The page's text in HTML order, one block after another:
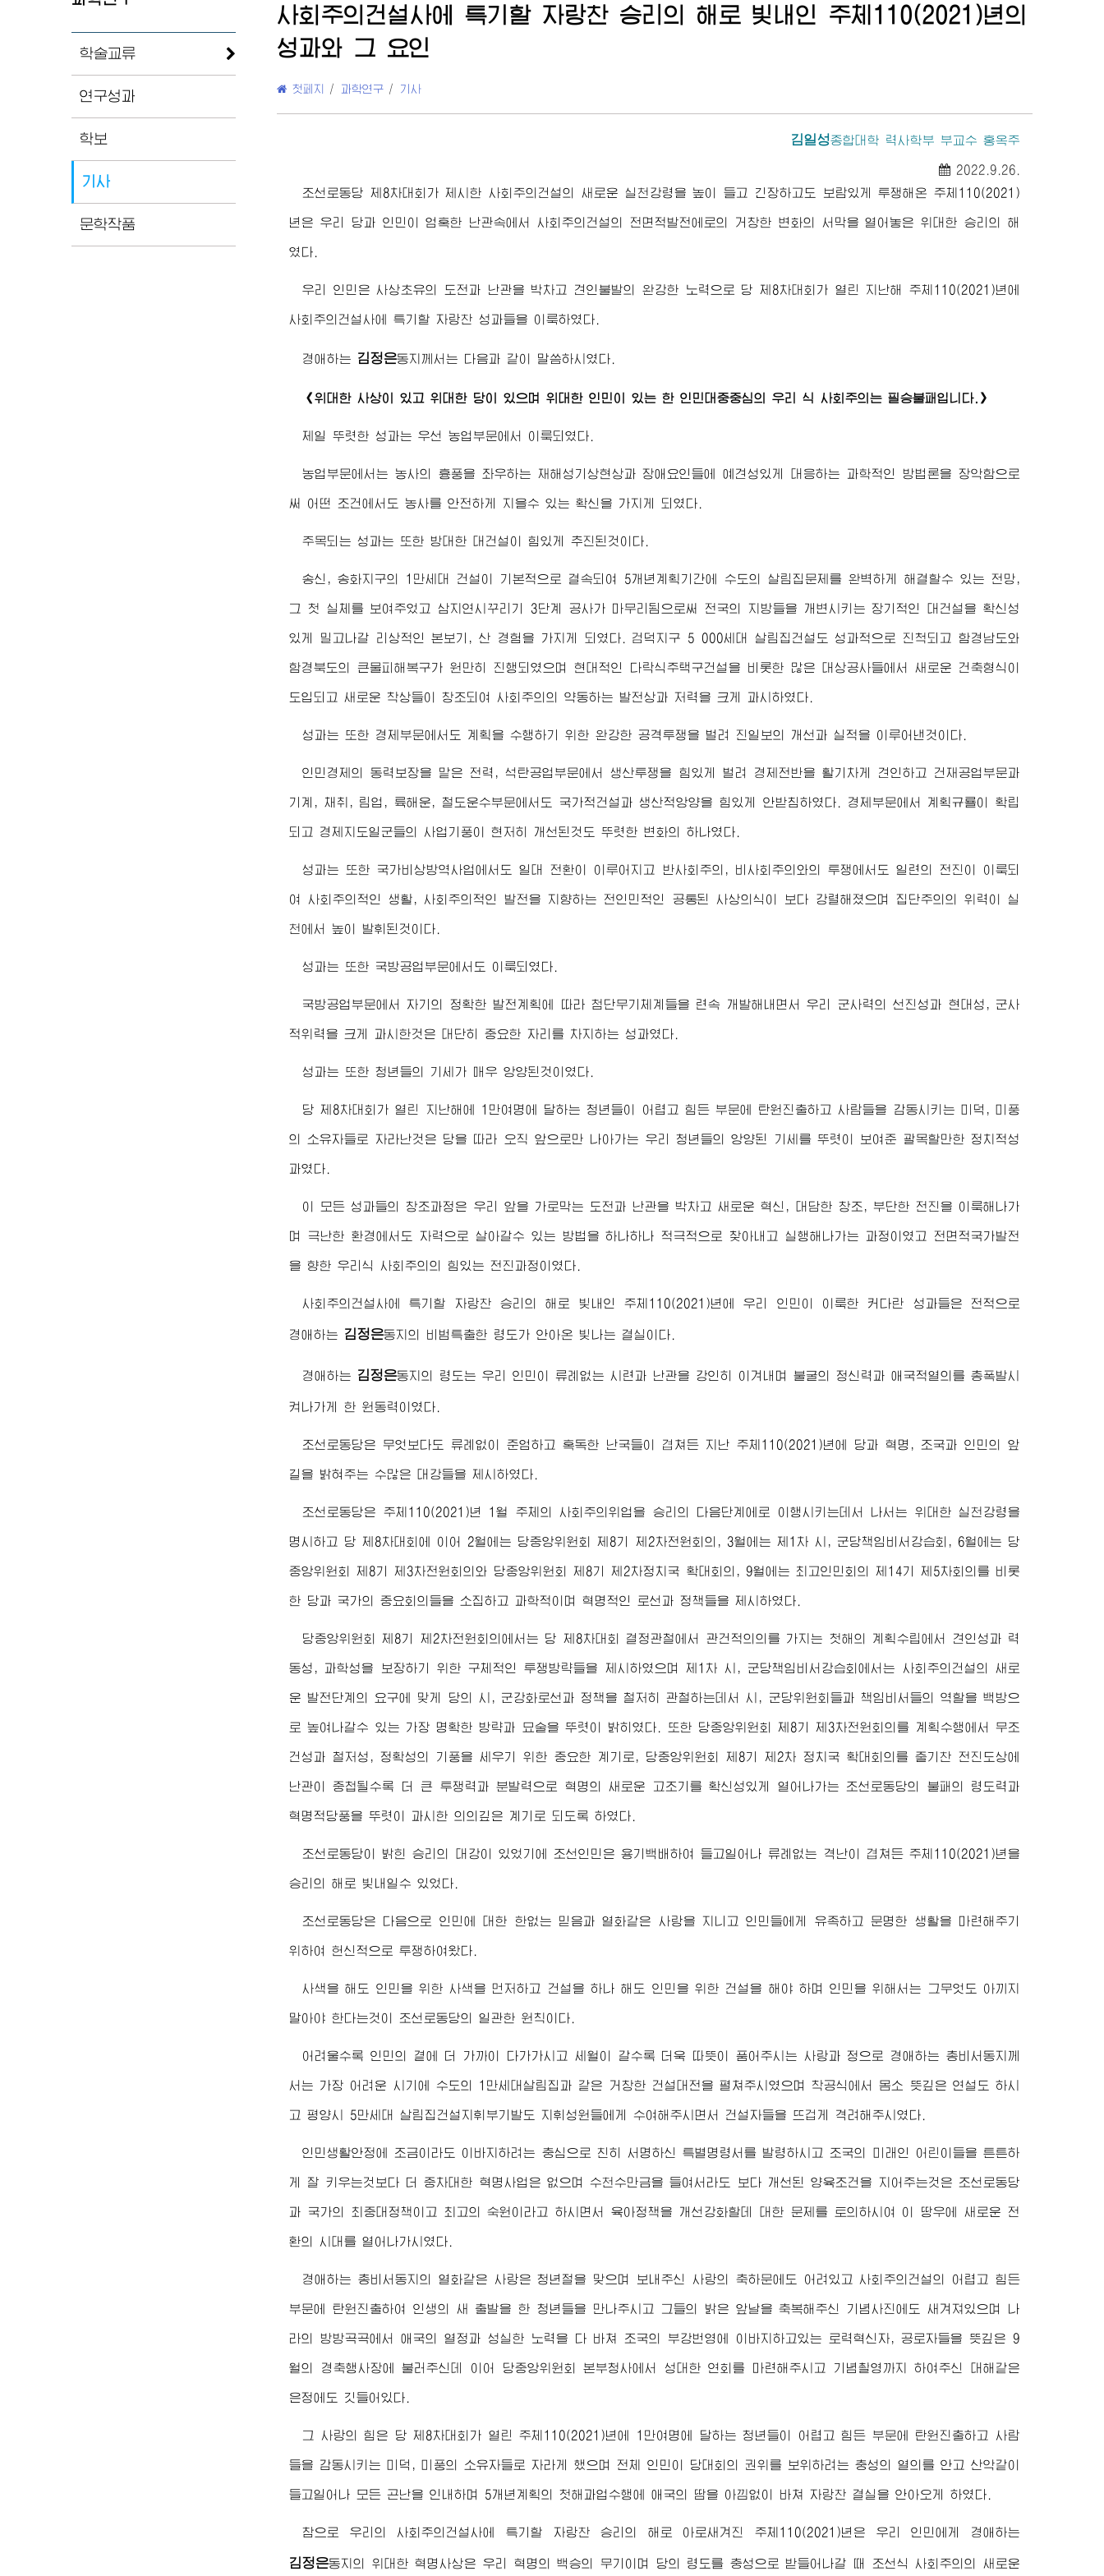
학술교류
연구성과
학보
기사
문학작품
사회주의건설사에 특기할 자랑찬 승리의 해로 빛내인 주체110(2021)년의
성과와 그 요인
첫페지 / 과학연구 / 기사
김일성종합대학 력사학부 부교수 홍옥주
2022.9.26.
조선로동당 제8차대회가 제시한 사회주의건설의 새로운 실천강령을 높이 들고 긴장하고도 보람있게 투쟁해온 주체110(2021)
년은 우리 당과 인민이 엄혹한 난관속에서 사회주의건설의 전면적발전에로의 거창한 변화의 서막을 열어놓은위대한 승리의 해
였다.
우리 인민은 사상초유의 도전과 난관을 박차고 견인불발의 완강한 노력으로 당 제8차대회가 열린 지난해 주체110(2021)년에
사회주의건설사에 특기할 자랑찬 성과들을 이룩하였다.
경애하는 김정은동지 께서는 다음과 같이 말씀하시였다.
《 위대한 사상이 있고 위대한 당이 있으며 위대한 인민이 있는 한 인민대중중심의 우리 식 사회주의는 필승불패입니다.》
제일 뚜렷한 성과는 우선 농업부문에서 이룩되였다.
농업부문에서는 농사의 흉풍을 좌우하는 재해성기상현상과 장애요인들에 예견성있게 대응하는 과학적인 방법론을 장악함으로
써 어떤 조건에서도 농사를 안전하게 지을수 있는 확신을 가지게 되였다.
주목되는 성과는 또한 방대한 대건설이 힘있게 추진된것이다.
송신, 송화지구의 1만세대 건설이 기본적으로 결속되여 5개년계획기간에 수도의 살림집문제를 완벽하게 해결할수 있는 전망,
그 첫 실체를 보여주었고 삼지연시꾸리기 3단계 공사가 마무리됨으로써 전국의 지방들을 개변시키는 장기적인 대건설을 확신성
있게 밀고나갈 리상적인 본보기, 산 경험을 가지게 되였다. 검덕지구 5 000세대 살림집건설도 성과적으로 진척되고 함경남도와
함경북도의 큰물피해복구가 원만히 진행되였으며 현대적인 다락식주택구건설을 비롯한 많은 대상공사들에서 새로운 건축형식이
도입되고 새로운 착상들이 창조되여 사회주의의 약동하는 발전상과 저력을 크게 과시하였다.
성과는 또한 경제부문에서도 계획을 수행하기 위한 완강한 공격투쟁을 벌려 진일보의 개선과 실적을 이루어낸것이다.
인민경제의 동력보장을 맡은 전력, 석탄공업부문에서 생산투쟁을 힘있게 벌려 경제전반을 활기차게 견인하고 건재공업부문과
기계, 채취, 림업, 륙해운, 철도운수부문에서도 국가적건설과 생산적앙양을 힘있게 안받침하였다. 경제부문에서 계획규룔이 확립
되고 경제지도일군들의 사업기풍이 현저히 개선된것도 뚜렷한 변화의 하나였다.
성과는 또한 국가비상방역사업에서도 일대 전환이 이루어지고 반사회주의, 비사회주의와의 투쟁에서도 일련의 전진이 이룩되
여 사회주의적인 생활, 사회주의적인 발전을 지향하는 전인민적인 공통된 사상의식이 보다 강렬해졌으며 집단주의의 위력이 실
천에서 높이 발휘된것이다.
성과는 또한 국방공업부문에서도 이룩되였다.
국방공업부문에서 자기의 정확한 발전계획에 따라 첨단무기체계들을 련속 개발해내면서 우리 군사력의 선진성과 현대성, 군사
적위력을 크게 과시한것은 대단히 중요한 자리를 차지하는 성과였다.
성과는 또한 청년들의 기세가 매우 앙양된것이였다.
당 제8차대회가 열린 지난해에 1만여명에 달하는 청년들이 어렵고 힘든 부문에 탄원진출하고 사람들을 감동시키는 미덕, 미풍
의 소유자들로 자라난것은 당을 따라 오직 앞으로만 나아가는 우리 청년들의 앙양된 기세를 뚜렷이 보여준 괄목할만한 정치적성
과였다.
이 모든 성과들의 창조과정은 우리 앞을 가로막는 도전과 난관을 박차고 새로운 혁신, 대담한 창조, 부단한 전진을 이룩해나가
며 극난한 환경에서도 자력으로 살아갈수 있는 방법을 하나하나 적극적으로 찾아내고 실행해나가는 과정이였고 전면적국가발전
을 향한 우리식 사회주의의 힘있는 전진과정이였다.
사회주의건설사에 특기할 자랑찬 승리의 해로 빛내인 주체110(2021)년에 우리 인민이 이룩한 커다란 성과들은 전적으로
경애하는 김정은동지 의 비범특출한 령도가 안아온 빛나는 결실이다.
경애하는 김정은동지 의 령도는 우리 인민이 류례없는 시련과 난관을 강인히 이겨내며 불굴의 정신력과 애국적열의를 총폭발시
켜나가게 한 원동력이였다.
조선로동당은 무엇보다도 류례없이 준엄하고 혹독한 난국들이 겹쳐든 지난 주체110(2021)년에 당과 혁명, 조국과 인민의 앞
길을 밝혀주는 수많은 대강들을 제시하였다.
조선로동당은 주체110(2021)년 1월 주체의 사회주의위업을 승리의 다음단계에로 이행시키는데서 나서는 위대한 실천강령을
명시하고 당 제8차대회에 이어 2월에는 당중앙위원회 제8기 제2차전원회의, 3월에는 제1차 시, 군당책임비서강습회, 6월에는 당
중앙위원회 제8기 제3차전원회의와 당중앙위원회 제8기 제2차정치국 확대회의, 9월에는 최고인민회의 제14기 제5차회의를 비롯
한 당과 국가의 중요회의들을 소집하고 과학적이며 혁명적인 로선과 정책들을 제시하였다.
당중앙위원회 제8기 제2차전원회의에서는 당 제8차대회 결정관철에서 관건적의의를 가지는 첫해의 계획수립에서 견인성과 력
동성, 과학성을 보장하기 위한 구체적인 투쟁방략들을 제시하였으며 제1차 시, 군당책임비서강습회에서는 사회주의건설의 새로
운 발전단계의 요구에 맞게 당의 시, 군강화로선과 정책을 철저히 관철하는데서 시, 군당위원회들과 책임비서들의 역할을 백방으
로 높여나갈수 있는 가장 명확한 방략과 묘술을 뚜렷이 밝히였다. 또한 당중앙위원회 제8기 제3차전원회의를 계획수행에서 무조
건성과 철저성, 정확성의 기풍을 세우기 위한 중요한 계기로, 당중앙위원회 제8기 제2차 정치국 확대회의를 줄기찬 전진도상에
난관이 중첩될수록 더 큰 투쟁력과 분발력으로 혁명의 새로운 고조기를 확신성있게 열어나가는 조선로동당의 불패의 령도력과
혁명적당풍을 뚜렷이 과시한 의의깊은 계기로 되도록 하였다.
조선로동당이 밝힌 승리의 대강이 있었기에 조선인민은 용기백배하여 들고일어나 류례없는 격난이 겹쳐든 주체110(2021)년을
승리의 해로 빛내일수 있었다.
조선로동당은 다음으로 인민에 대한 한없는 믿음과 열화같은 사랑을 지니고 인민들에게 유족하고 문명한 생활을 마련해주기
위하여 헌신적으로 투쟁하여왔다.
사색을 해도 인민을 위한 사색을 먼저하고 건설을 하나 해도 인민을 위한 건설을 해야 하며 인민을 위해서는 그무엇도 아끼지
말아야 한다는것이 조선로동당의 일관한 원칙이다.
어려울수록 인민의 곁에 더 가까이 다가가시고 세월이 갈수록 더욱 따뜻이 품어주시는 사랑과 정으로 경애하는 총비서동지 께
서는 가장 어려운 시기에 수도의 1만세대살림집과 같은 거창한 건설대전을 펼쳐주시였으며 착공식에서 몸소 뜻깊은 연설도 하시
고 평양시 5만세대 살림집건설지휘부기발도 지휘성원들에게 수여해주시면서 건설자들을 뜨겁게 격려해주시였다.
인민생활안정에 조금이라도 이바지하려는 충심으로 친히 서명하신 특별명령서를 발령하시고 조국의 미래인 어린이들을 튼튼하
게 잘 키우는것보다 더 중차대한 혁명사업은 없으며 수천수만금을 들여서라도 보다 개선된 양육조건을 지어주는것은 조선로동당
과 국가의 최중대정책이고 최고의 숙원이라고 하시면서 육아정책을 개선강화할데 대한 문제를 토의하시여 이 땅우에 새로운 전
환의 시대를 열어나가시였다.
경애하는 총비서동지 의 열화같은 사랑은 청년절을 맞으며 보내주신 사랑의 축하문에도 어려있고 사회주의건설의 어렵고 힘든
부문에 탄원진출하여 인생의 새 출발을 한 청년들을 만나주시고 그들의 밝은 앞날을 축복해주신 기념사진에도 새겨져있으며 나
라의 방방곡곡에서 애국의 열정과 성실한 노력을 다 바쳐 조국의 부강번영에 이바지하고있는 로력혁신자, 공로자들을 뜻깊은 9
월의 경축행사장에 불러주신데 이어 당중앙위원회 본부청사에서 성대한 연회를 마련해주시고 기념촬영까지 하여주신 대해같은
은정에도 깃들어있다.
그 사랑의 힘은 당 제8차대회가 열린 주체110(2021)년에 1만여명에 달하는 청년들이 어렵고 힘든 부문에 탄원진출하고 사람
들을 감동시키는 미덕, 미풍의 소유자들로 자라게 했으며 전체 인민이 당대회의 권위를 보위하려는 충성의 열의를 안고 산악같이
들고일어나 모든 곤난을 인내하며 5개년계획의 첫해과업수행에 애국의 땀을 아낌없이 바쳐 자랑찬 결실을 안아오게 하였다.
참으로 우리의 사회주의건설사에 특기할 자랑찬 승리의 해로 아로새겨진 주체110(2021)년은 우리 인민에게 경애하는
김정은동지 의 위대한 혁명사상은 우리 혁명의 백승의 무기이며 당의 령도를 충성으로 받들어나갈 때 조선식 사회주의의 새로운